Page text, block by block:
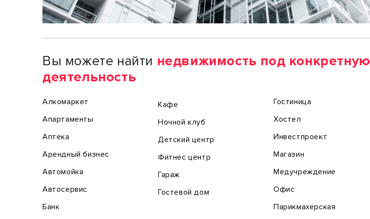
Вы можете найти недвижимость под конкретную
деятельность
Алкомаркет
Апартаменты
Аптека
Арендный бизнес
Автомойка
Автосервис
Банк
Кафе
Ночной клуб
Детский центр
Фитнес центр
Гараж
Гостевой дом
Гостиница
Хостел
Инвестпроект
Магазин
Медучреждение
Офис
Парикмахерская